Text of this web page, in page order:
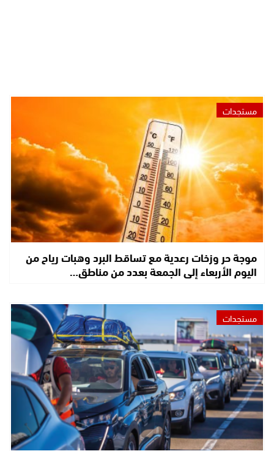
مستجدات
موجة حر وزخات رعدية مع تساقط البرد وهبات رياح من
اليوم الأربعاء إلى الجمعة بعدد من مناطق…
مستجدات